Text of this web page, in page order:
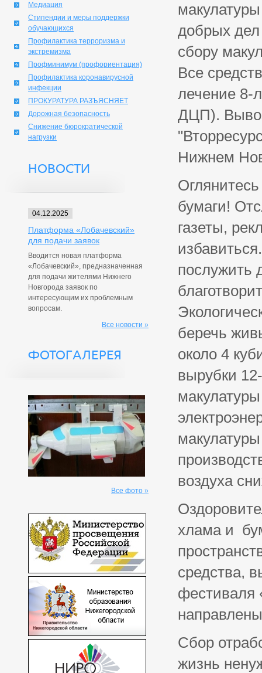
Медиация
Стипендии и меры поддержки
обучающихся
Профилактика терроризма и
экстремизма
Профминимум (профориентация)
Профилактика коронавирусной
инфекции
ПРОКУРАТУРА РАЗЪЯСНЯЕТ
Дорожная безопасность
Снижение бюрократической
нагрузки
НОВОСТИ
04.12.2025
Платформа «Лобачевский»
для подачи заявок
Вводится новая платформа
«Лобачевский», предназначенная
для подачи жителями Нижнего
Новгорода заявок по
интересующим их проблемным
вопросам.
Все новости »
ФОТОГАЛЕРЕЯ
Все фото »
добрых
сбору
Все
лечение 8-
ДЦП).
Нижнем
бумаги!
газеты,
послужить
беречь
около 4
вырубки
воздуха
хлама и
средства,
фестиваля
Сбор
жизнь